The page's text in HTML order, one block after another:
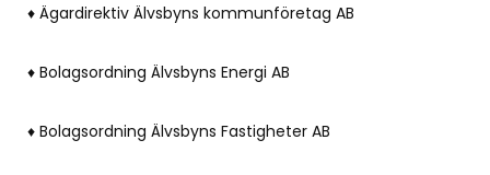
♦ Ägardirektiv Älvsbyns kommunföretag AB
♦ Bolagsordning Älvsbyns Energi AB
♦ Bolagsordning Älvsbyns Fastigheter AB